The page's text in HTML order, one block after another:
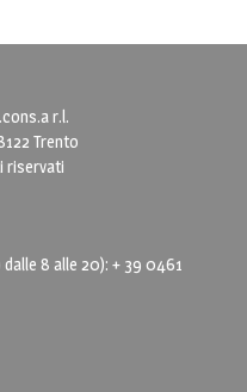
r.l.
Trento
riservati
8 alle 20): + 39 0461